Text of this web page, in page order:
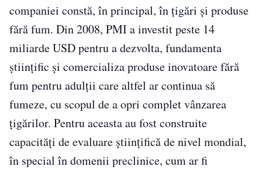
companiei constă, în principal, în țigări și produse
fără fum. Din 2008, PMI a investit peste 14
miliarde USD pentru a dezvolta, fundamenta
științific și comercializa produse inovatoare fără
fum pentru adulții care altfel ar continua să
fumeze, cu scopul de a opri complet vânzarea
țigărilor. Pentru aceasta au fost construite
capacități de evaluare științifică de nivel mondial,
în special în domenii preclinice, cum ar fi